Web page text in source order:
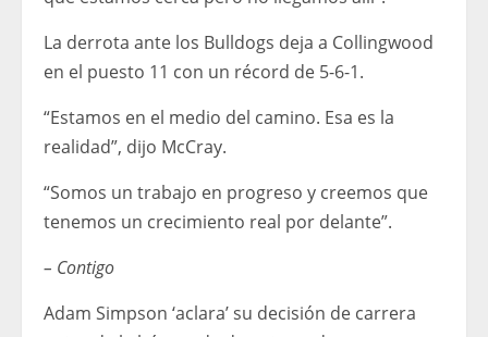
La derrota ante los Bulldogs deja a Collingwood
en el puesto 11 con un récord de 5-6-1.
“Estamos en el medio del camino. Esa es la
realidad”, dijo McCray.
“Somos un trabajo en progreso y creemos que
tenemos un crecimiento real por delante”.
– Contigo
Adam Simpson ‘aclara’ su decisión de carrera